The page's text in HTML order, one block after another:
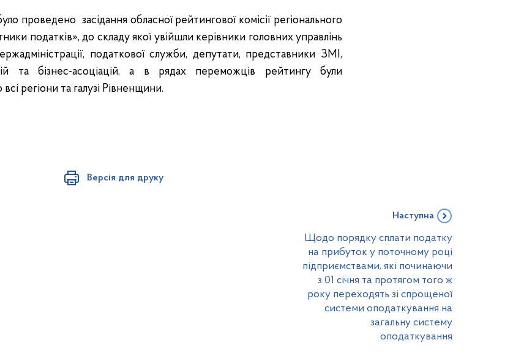
проведено засідання обласної рейтингової комісії регіонального
податків», до складу якої увійшли керівники головних управлінь
податкової служби, депутати, представники ЗМІ,
та бізнес-асоціацій, а в рядах переможців рейтингу були
регіони та галузі Рівненщини.
Версія для друку
Наступна
Щодо порядку сплати податку
на прибуток у поточному році
підприємствами, які починаючи
з 01 січня та протягом того ж
року переходять зі спрощеної
системи оподаткування на
загальну систему
оподаткування